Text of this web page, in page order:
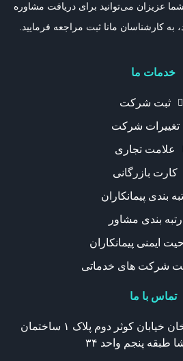
عزیزان می‌توانید برای دریافت مشاوره
به کارشناسان مانا ثبت مراجعه فرمایید.
خدمات ما
ثبت شرکت
تغییرات شرکت
علامت تجاری
کارت بازرگانی
بندی پیمانکاران
رتبه بندی مشاور
ایمنی پیمانکاران
شرکت های خدماتی
تماس با ما
تهران خیابان ستارخان خیابان کوثر دوم پلاک ۱ ساختمان
طبقه پنجم واحد ۳۴